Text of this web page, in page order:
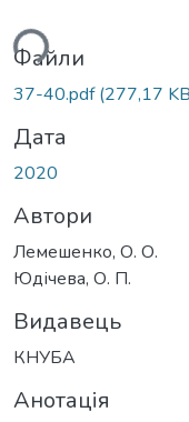
Файли
37-40.pdf(277,17
Дата
2020
Автори
Лемешенко, О. О.
Юдічева, О. П.
Видавець
КНУБА
Анотація